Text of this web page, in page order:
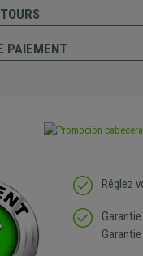
PAIEMENT
Réglez